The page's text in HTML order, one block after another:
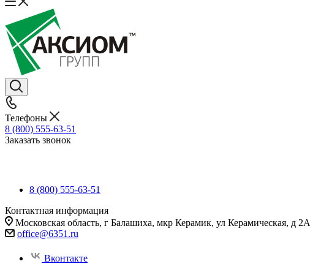
Телефоны
8 (800) 555-63-51
Заказать звонок
8 (800) 555-63-51
Контактная информация
Московская область, г Балашиха, мкр Керамик, ул Керамическая, д 2А
office@6351.ru
Вконтакте